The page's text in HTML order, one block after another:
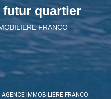
futur quartier
FRANCO
IMMOBILIERE FRANCO